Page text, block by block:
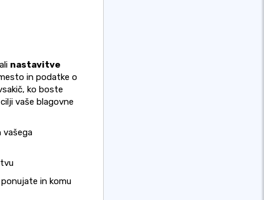
nastavitve
in podatke o
ko boste
vaše blagovne
in komu